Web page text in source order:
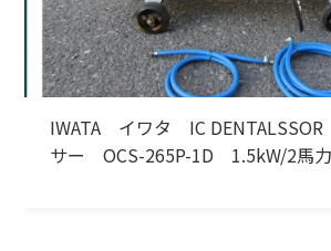
IWATA イワタ IC
サー OCS-265P-1D 1.5kW/2馬